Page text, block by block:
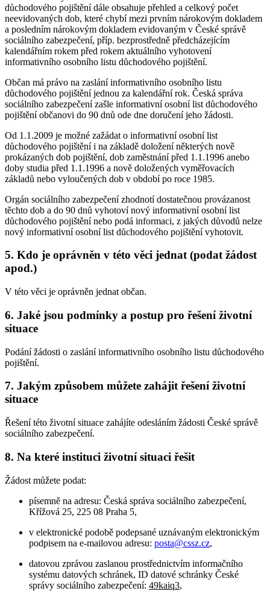
důchodového pojištění dále obsahuje přehled a celkový počet
neevidovaných dob, které chybí mezi prvním nárokovým dokladem
a posledním nárokovým dokladem evidovaným v České správě
sociálního zabezpečení, příp. bezprostředně předcházejícím
kalendářním rokem před rokem aktuálního vyhotovení
informativního osobního listu důchodového pojištění.
Občan má právo na zaslání informativního osobního listu
důchodového pojištění jednou za kalendářní rok. Česká správa
sociálního zabezpečení zašle informativní osobní list důchodového
pojištění občanovi do 90 dnů ode dne doručení jeho žádosti.
Od 1.1.2009 je možné zažádat o informativní osobní list
důchodového pojištění i na základě doložení některých nově
prokázaných dob pojištění, dob zaměstnání před 1.1.1996 anebo
doby studia před 1.1.1996 a nově doložených vyměřovacích
základů nebo vyloučených dob v období po roce 1985.
Orgán sociálního zabezpečení zhodnotí dostatečnou provázanost
těchto dob a do 90 dnů vyhotoví nový informativní osobní list
důchodového pojištění nebo podá informaci, z jakých důvodů nelze
nový informativní osobní list důchodového pojištění vyhotovit.
5. Kdo je oprávněn v této věci jednat (podat žádost
apod.)
V této věci je oprávněn jednat občan.
6. Jaké jsou podmínky a postup pro řešení životní
situace
Podání žádosti o zaslání informativního osobního listu důchodového
pojištění.
7. Jakým způsobem můžete zahájit řešení životní
situace
Řešení této životní situace zahájíte odesláním žádosti České správě
sociálního zabezpečení.
8. Na které instituci životní situaci řešit
Žádost můžete podat:
písemně na adresu: Česká správa sociálního zabezpečení,
Křížová 25, 225 08 Praha 5,
v elektronické podobě podepsané uznávaným elektronickým
podpisem na e-mailovou adresu: posta@cssz.cz,
datovou zprávou zaslanou prostřednictvím informačního
systému datových schránek, ID datové schránky České
správy sociálního zabezpečení: 49kaiq3,